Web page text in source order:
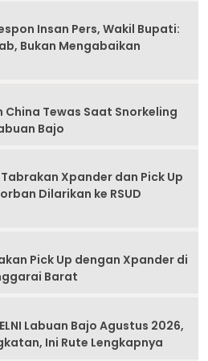
Insan Pers, Wakil Bupati:
Bukan Mengabaikan
China Tewas Saat Snorkeling
Bajo
Xpander dan Pick Up
Dilarikan ke RSUD
Pick Up dengan Xpander di
Barat
Labuan Bajo Agustus 2026,
Ini Rute Lengkapnya